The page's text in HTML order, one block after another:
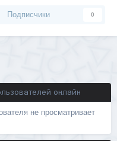
Подписчики 0
онлайн
не просматривает